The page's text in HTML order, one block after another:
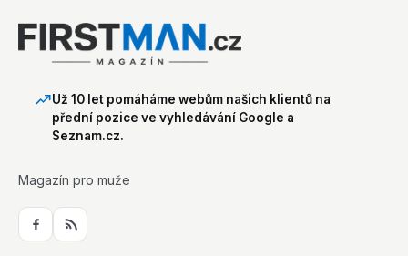
Už 10 let pomáháme webům našich klientů na
přední pozice ve vyhledávání Google a
Seznam.cz.
Magazín pro muže